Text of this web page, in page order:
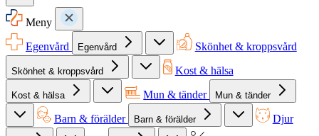
Meny
Egenvård
Egenvård Skönhet & kroppsvård
Skönhet & kroppsvård Kost & hälsa
Kost & hälsa Mun & tänder Mun & tänder
Barn & förälder Barn & förälder Djur